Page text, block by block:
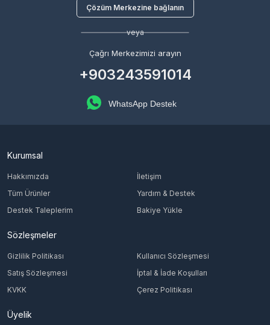
Çözüm Merkezine bağlanın
veya
Çağrı Merkezimizi arayın
+903243591014
WhatsApp Destek
Kurumsal
Hakkımızda
İletişim
Tüm Ürünler
Yardım & Destek
Destek Taleplerim
Bakiye Yükle
Sözleşmeler
Gizlilik Politikası
Kullanıcı Sözleşmesi
Satış Sözleşmesi
İptal & İade Koşulları
KVKK
Çerez Politikası
Üyelik